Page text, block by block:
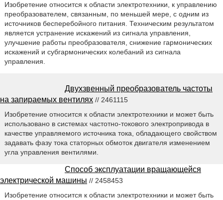
Изобретение относится к области электротехники, к управлению
преобразователем, связанным, по меньшей мере, с одним из
источников бесперебойного питания. Техническим результатом
является устранение искажений из сигнала управления,
улучшение работы преобразователя, снижение гармонических
искажений и субгармонических колебаний из сигнала
управления.
Двухзвенный преобразователь частоты
на запираемых вентилях // 2461115
Изобретение относится к области электротехники и может быть
использовано в системах частотно-токового электропривода в
качестве управляемого источника тока, обладающего свойством
задавать фазу тока статорных обмоток двигателя изменением
угла управления вентилями.
Способ эксплуатации вращающейся
электрической машины // 2458453
Изобретение относится к области электротехники и может быть